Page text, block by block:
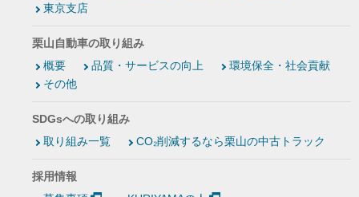
東京支店
栗山自動車の取り組み
概要
品質・サービスの向上
環境保全・社会貢献
その他
SDGsへの取り組み
取り組み一覧
CO₂削減するなら栗山の中古トラック
採用情報